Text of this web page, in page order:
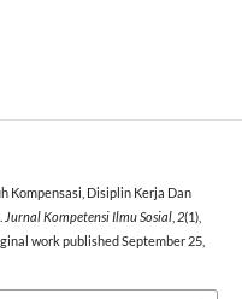
Kompensasi, Disiplin Kerja Dan
Jurnal Kompetensi Ilmu Sosial, 2(1),
work published September 25,